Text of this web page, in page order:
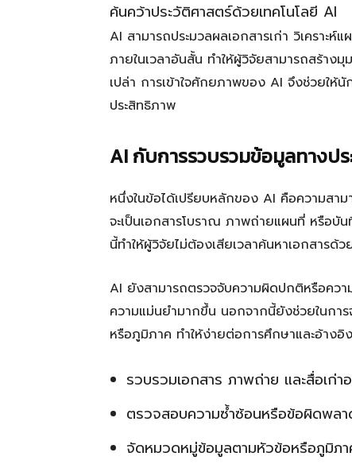
ค้นคว้าประวัติศาสตร์ด้วยเทคโนโลยี AI
AI สามารถประมวลผลเอกสารเก่า วิเคราะ
ภายในเวลาอันสั้น ทำให้ผู้วิจัยสามารถสร้าง
เปล่า การเข้าใจศักยภาพของ AI จึงช่วยให้
ประสิทธิภาพ
AI กับการรวบรวมข้อมูลทางป
หนึ่งในข้อได้เปรียบหลักของ AI คือความสาม
จะเป็นเอกสารโบราณ ภาพถ่ายแผนที่ หรือบัน
นี้ทำให้ผู้วิจัยไม่ต้องเสียเวลาค้นหาเอกสารด้
AI ยังสามารถตรวจจับความผิดปกติหรือความ
ความแม่นยำมากขึ้น นอกจากนี้ยังช่วยในกา
หรือภูมิภาค ทำให้ง่ายต่อการศึกษาและอ้างอิง
รวบรวมเอกสาร ภาพถ่าย และสื่อเก่า
ตรวจสอบความซ้ำซ้อนหรือข้อผิดพลา
จัดหมวดหมู่ข้อมูลตามหัวข้อหรือภูมิภ